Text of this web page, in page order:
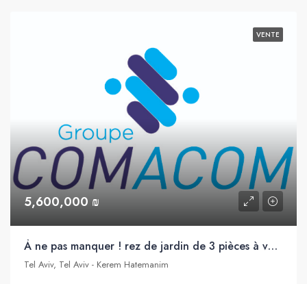
VENTE
5,600,000 ₪
À ne pas manquer ! rez de jardin de 3 pièces à vendre dans un immeuble boutique neuf, à quelques pas de la plage, Allenby, Tel Aviv
Tel Aviv, Tel Aviv - Kerem Hatemanim